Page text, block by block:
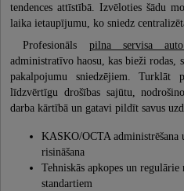
tendences attīstībā. Izvēloties šādu
laika ietaupījumu, ko sniedz
Profesionāls pilna servisa
administratīvo haosu, kas bieži rodas,
pakalpojumu sniedzējiem. Turklāt
līdzvērtīgu drošības sajūtu,
darba kārtībā un gatavi pildīt savus
KASKO/OCTA administrēšana
risināšana
Tehniskās apkopes un
standartiem